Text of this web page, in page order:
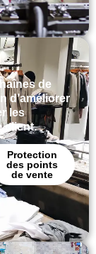
de
d’améliorer
les
client.
Protection
des points
de vente